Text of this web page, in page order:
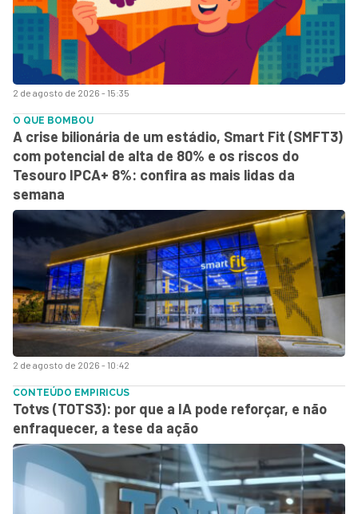
2 de agosto de 2026 - 15:35
2 de agosto de 2026 - 10:42
O QUE BOMBOU
A crise bilionária de um estádio, Smart Fit (SMFT3)
com potencial de alta de 80% e os riscos do
Tesouro IPCA+ 8%: confira as mais lidas da
semana
CONTEÚDO EMPIRICUS
Totvs (TOTS3): por que a IA pode reforçar, e não
enfraquecer, a tese da ação